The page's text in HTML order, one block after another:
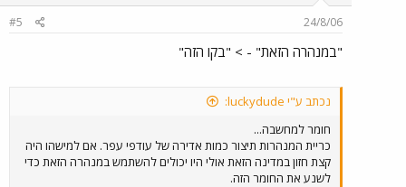
24/8/06
#5
"במנהרה הזאת" - > "בקו הזה"
נכתב ע"י luckydude:
חומר למחשבה...
כריית המנהרות תיצור כמות אדירה של עודפי עפר. אם למישהו היה
קצת חזון במדינה הזאת אולי היו יכולים להשתמש במנהרה הזאת כדי
לשנע את החומר הזה.